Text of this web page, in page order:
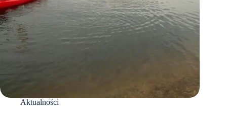
Aktualności